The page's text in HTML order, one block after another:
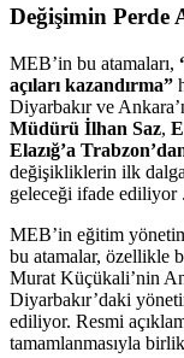
Değişimin Perde
MEB’in bu atamaları,
açıları kazandırma”
Diyarbakır ve
Müdürü İlhan Saz,
Elazığ’a
değişikliklerin ilk
geleceği ifade ediliyor .
MEB’in eğitim
bu atamalar, özellikle
Murat Küçükali’nin
Diyarbakır’daki
ediliyor. Resmi
tamamlanmasıyla